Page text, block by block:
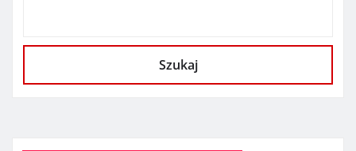
Szukaj